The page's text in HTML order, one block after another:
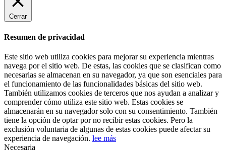
Cerrar
Resumen de privacidad
Este sitio web utiliza cookies para mejorar su experiencia mientras
navega por el sitio web. De estas, las cookies que se clasifican como
necesarias se almacenan en su navegador, ya que son esenciales para
el funcionamiento de las funcionalidades básicas del sitio web.
También utilizamos cookies de terceros que nos ayudan a analizar y
comprender cómo utiliza este sitio web. Estas cookies se
almacenarán en su navegador solo con su consentimiento. También
tiene la opción de optar por no recibir estas cookies. Pero la
exclusión voluntaria de algunas de estas cookies puede afectar su
experiencia de navegación. lee más
Necesaria